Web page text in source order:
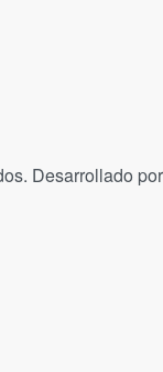
Desarrollado